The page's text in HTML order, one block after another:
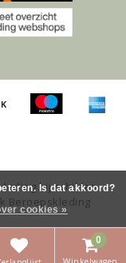
bij schilder-
Beroepskleding
0
Is dat akkoord?
cookies »